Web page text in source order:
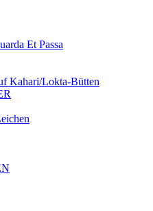
Et Passa
Kahari/Lokta-Bütten